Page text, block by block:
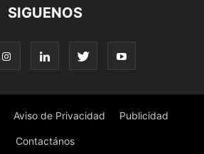
SIGUENOS
Aviso de Privacidad Publicidad
Contactános